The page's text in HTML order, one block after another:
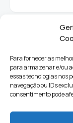
Para fornecer as
para armazenar e/ou
essas tecnologias nos
navegação ou IDs
consentimento pode